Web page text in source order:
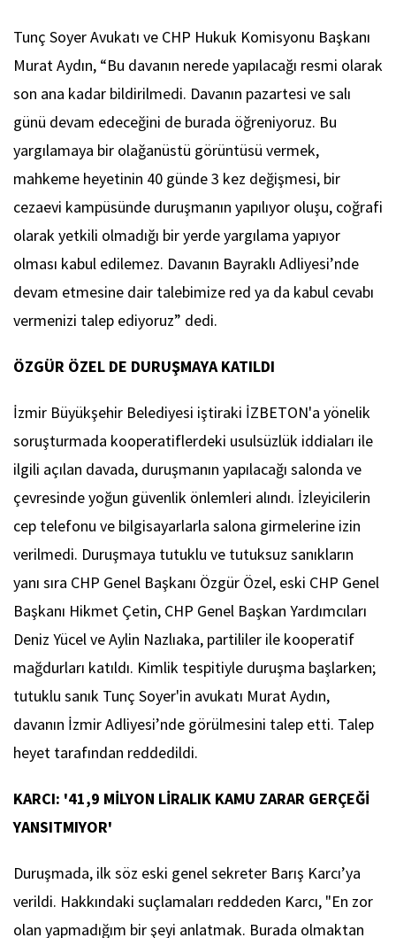
Tunç Soyer Avukatı ve CHP Hukuk Komisyonu Başkanı
Murat Aydın, “Bu davanın nerede yapılacağı resmi olarak
son ana kadar bildirilmedi. Davanın pazartesi ve salı
günü devam edeceğini de burada öğreniyoruz. Bu
yargılamaya bir olağanüstü görüntüsü vermek,
mahkeme heyetinin 40 günde 3 kez değişmesi, bir
cezaevi kampüsünde duruşmanın yapılıyor oluşu, coğrafi
olarak yetkili olmadığı bir yerde yargılama yapıyor
olması kabul edilemez. Davanın Bayraklı Adliyesi’nde
devam etmesine dair talebimize red ya da kabul cevabı
vermenizi talep ediyoruz” dedi.
ÖZGÜR ÖZEL DE DURUŞMAYA KATILDI
İzmir Büyükşehir Belediyesi iştiraki İZBETON'a yönelik
soruşturmada kooperatiflerdeki usulsüzlük iddiaları ile
ilgili açılan davada, duruşmanın yapılacağı salonda ve
çevresinde yoğun güvenlik önlemleri alındı. İzleyicilerin
cep telefonu ve bilgisayarlarla salona girmelerine izin
verilmedi. Duruşmaya tutuklu ve tutuksuz sanıkların
yanı sıra CHP Genel Başkanı Özgür Özel, eski CHP Genel
Başkanı Hikmet Çetin, CHP Genel Başkan Yardımcıları
Deniz Yücel ve Aylin Nazlıaka, partililer ile kooperatif
mağdurları katıldı. Kimlik tespitiyle duruşma başlarken;
tutuklu sanık Tunç Soyer'in avukatı Murat Aydın,
davanın İzmir Adliyesi’nde görülmesini talep etti. Talep
heyet tarafından reddedildi.
KARCI: '41,9 MİLYON LİRALIK KAMU ZARAR GERÇEĞİ
YANSITMIYOR'
Duruşmada, ilk söz eski genel sekreter Barış Karcı’ya
verildi. Hakkındaki suçlamaları reddeden Karcı, "En zor
olan yapmadığım bir şeyi anlatmak. Burada olmaktan